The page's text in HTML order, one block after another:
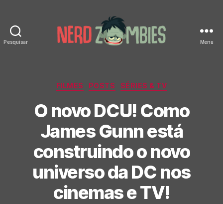
Pesquisar Menu
Categorias
FILMES POSTS SÉRIES & TV
O novo DCU! Como
James Gunn está
construindo o novo
universo da DC nos
cinemas e TV!